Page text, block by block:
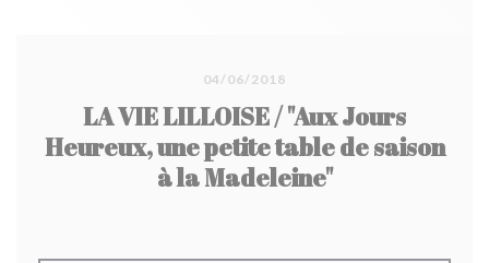
04/06/2018
LA VIE LILLOISE / "Aux Jours
Heureux, une petite table de saison
à la Madeleine"